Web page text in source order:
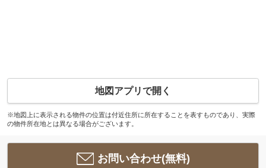
地図アプリで開く
※地図上に表示される物件の位置は付近住所に所在することを表すものであり、実際
の物件所在地とは異なる場合がございます。
お問い合わせ(無料)